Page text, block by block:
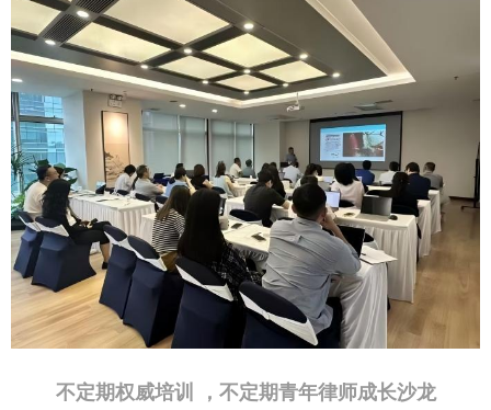
不定期权威培训 ，不定期青年律师成长沙龙